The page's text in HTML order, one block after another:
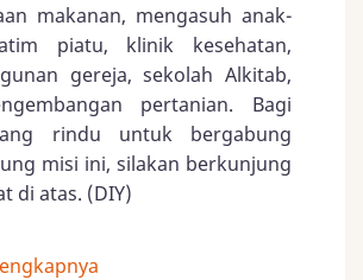
makanan, mengasuh anak-
piatu, klinik kesehatan,
gereja, sekolah Alkitab,
pertanian. Bagi
rindu untuk bergabung
misi ini, silakan berkunjung
di atas. (DIY)